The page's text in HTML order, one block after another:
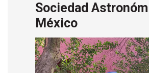
Sociedad
México